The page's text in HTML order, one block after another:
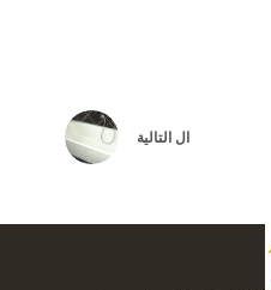
ال التالية